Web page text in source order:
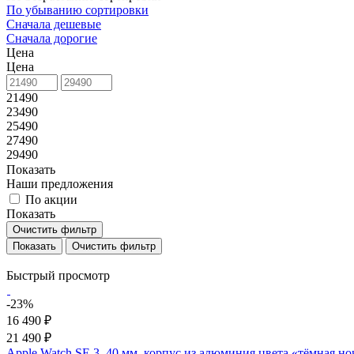
По убыванию сортировки
Сначала дешевые
Сначала дорогие
Цена
Цена
21490
23490
25490
27490
29490
Показать
Наши предложения
По акции
Показать
Очистить фильтр
Очистить фильтр
Быстрый просмотр
-23%
16 490 ₽
21 490 ₽